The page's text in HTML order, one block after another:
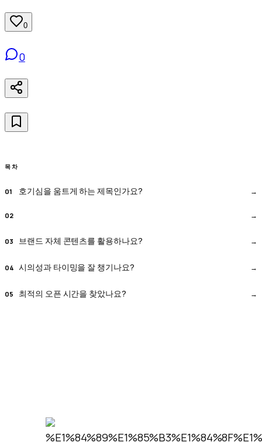
0
0
목차
호기심을 움트게 하는 제목인가요?
브랜드 자체 콘텐츠를 활용하나요?
시의성과 타이밍을 잘 챙기나요?
최적의 오픈 시간을 찾았나요?